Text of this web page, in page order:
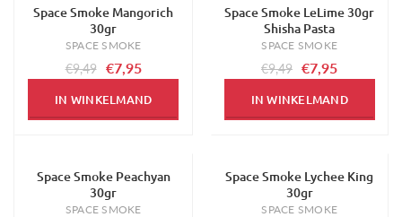
-16%
Space Smoke Mangorich
30gr
SPACE SMOKE
€9,49 €7,95
IN WINKELMAND
-16%
Space Smoke LeLime 30gr
Shisha Pasta
SPACE SMOKE
€9,49 €7,95
IN WINKELMAND
-16%
Space Smoke Peachyan
30gr
SPACE SMOKE
-16%
Space Smoke Lychee King
30gr
SPACE SMOKE